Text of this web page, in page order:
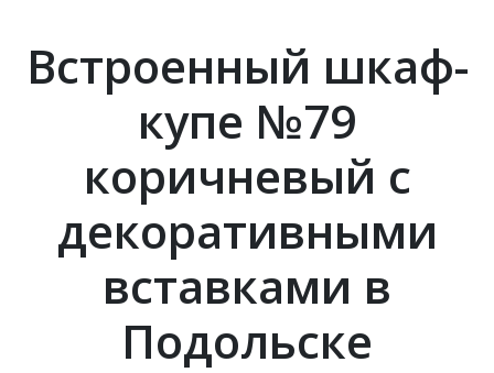
Встроенный шкаф-
купе №79
коричневый с
декоративными
вставками в
Подольске